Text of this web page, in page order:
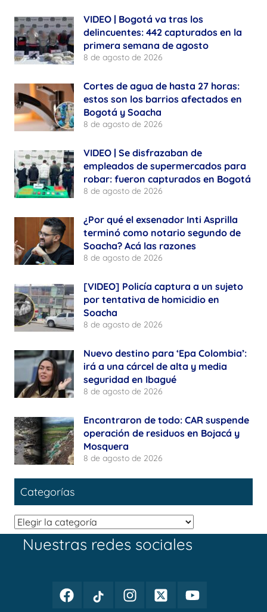
VIDEO | Bogotá va tras los
delincuentes: 442 capturados en la
primera semana de agosto
8 de agosto de 2026
Cortes de agua de hasta 27 horas:
estos son los barrios afectados en
Bogotá y Soacha
8 de agosto de 2026
VIDEO | Se disfrazaban de
empleados de supermercados para
robar: fueron capturados en Bogotá
8 de agosto de 2026
¿Por qué el exsenador Inti Asprilla
terminó como notario segundo de
Soacha? Acá las razones
8 de agosto de 2026
[VIDEO] Policía captura a un sujeto
por tentativa de homicidio en
Soacha
8 de agosto de 2026
Nuevo destino para ‘Epa Colombia’:
irá a una cárcel de alta y media
seguridad en Ibagué
8 de agosto de 2026
Encontraron de todo: CAR suspende
operación de residuos en Bojacá y
Mosquera
8 de agosto de 2026
Categorías
Categorías
Nuestras redes sociales
Facebook
Periodismo
TikTok
Periodismo
InstagramTwitterYoutube